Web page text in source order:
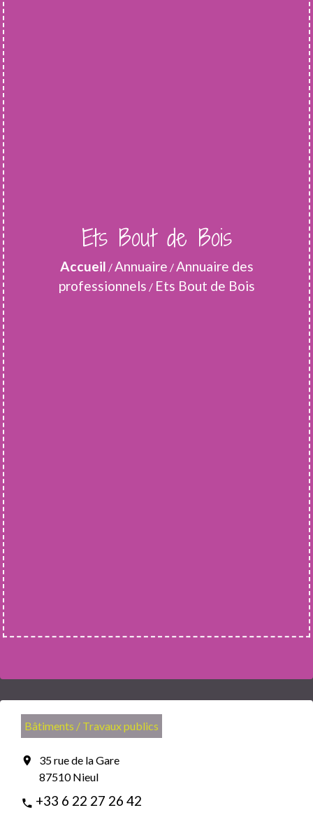
Ets Bout de Bois
Accueil /Annuaire /Annuaire des
professionnels / Ets Bout de Bois
Bâtiments / Travaux publics
location_on
35 rue de la Gare
87510 Nieul
phone +33 6 22 27 26 42